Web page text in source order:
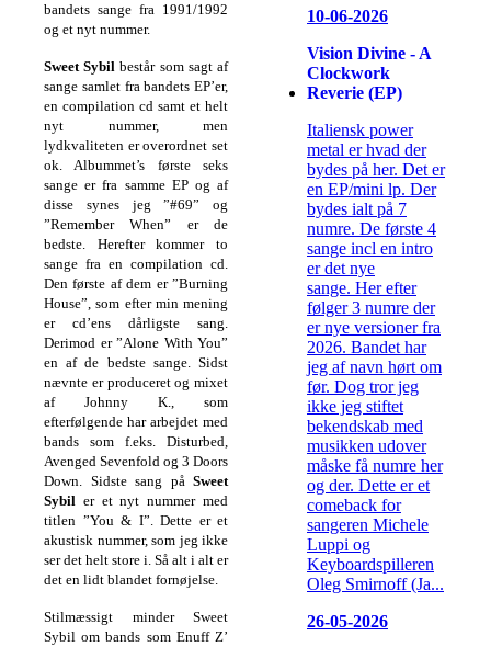
bandets sange fra 1991/1992
og et nyt nummer.
Sweet Sybil består som sagt af
sange samlet fra bandets EP’er,
en compilation cd samt et helt
nyt nummer, men
lydkvaliteten er overordnet set
ok. Albummet’s første seks
sange er fra samme EP og af
disse synes jeg ”#69” og
”Remember When” er de
bedste. Herefter kommer to
sange fra en compilation cd.
Den første af dem er ”Burning
House”, som efter min mening
er cd’ens dårligste sang.
Derimod er ”Alone With You”
en af de bedste sange. Sidst
nævnte er produceret og mixet
af Johnny K., som
efterfølgende har arbejdet med
bands som f.eks. Disturbed,
Avenged Sevenfold og 3 Doors
Down. Sidste sang på Sweet
Sybil er et nyt nummer med
titlen ”You & I”. Dette er et
akustisk nummer, som jeg ikke
ser det helt store i. Så alt i alt er
det en lidt blandet fornøjelse.
Stilmæssigt minder Sweet
Sybil om bands som Enuff Z’
10-06-2026
Vision Divine - A
Clockwork
Reverie (EP)
Italiensk power
metal er hvad der
bydes på her. Det er
en EP/mini lp. Der
bydes ialt på 7
numre. De første 4
sange incl en intro
er det nye
sange. Her efter
følger 3 numre der
er nye versioner fra
2026. Bandet har
jeg af navn hørt om
før. Dog tror jeg
ikke jeg stiftet
bekendskab med
musikken udover
måske få numre her
og der. Dette er et
comeback for
sangeren Michele
Luppi og
Keyboardspilleren
Oleg Smirnoff (Ja...
26-05-2026